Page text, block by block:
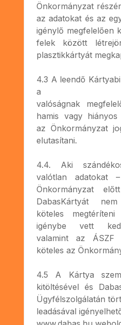
Önkormányzat
az adatokat és az
igénylő megfelelően
felek között
plasztikkártyát
4.3 A leendő
a
valóságnak
hamis vagy hiányos
az Önkormányzat
elutasítani.
4.4. Aki
valótlan adatokat
Önkormányzat
DabasKártyát
köteles
igénybe vett
valamint az ÁSZF
köteles az
4.5 A Kártya
kitöltésével és
Ügyfélszolgálatán
leadásával